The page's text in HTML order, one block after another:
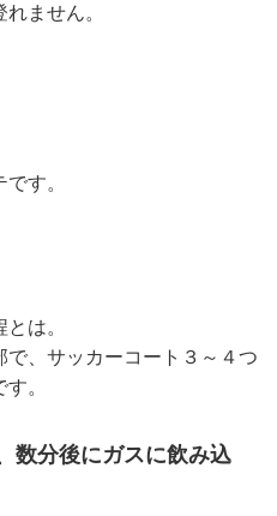
ません。
す。
は。
、サッカーコート３～４つ
。
数分後にガスに飲み込